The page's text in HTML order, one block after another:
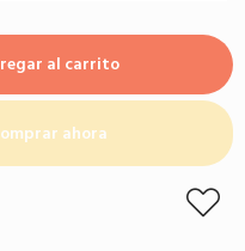
al carrito
ahora